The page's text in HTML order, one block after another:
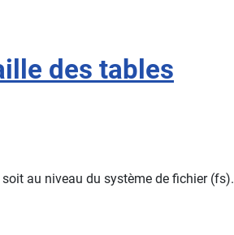
des tables
au niveau du système de fichier (fs).